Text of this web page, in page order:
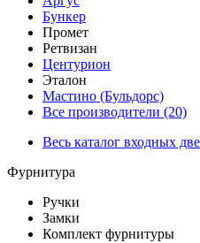
Бункер
Промет
Ретвизан
Центурион
Эталон
Мастино (Бульдорс)
Все производители (20)
Весь каталог входных
Фурнитура
Ручки
Замки
Комплект фурнитуры